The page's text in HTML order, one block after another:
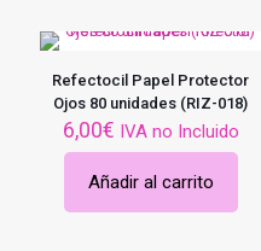
múltiples
variantes.
Las
opciones
pueden
Refectocil Papel Protector
Ojos 80 unidades (RIZ-018)
6,00€ IVA no Incluido
Añadir al carrito